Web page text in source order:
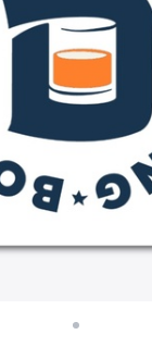
Vendez partout
Vendre n'importe quoi